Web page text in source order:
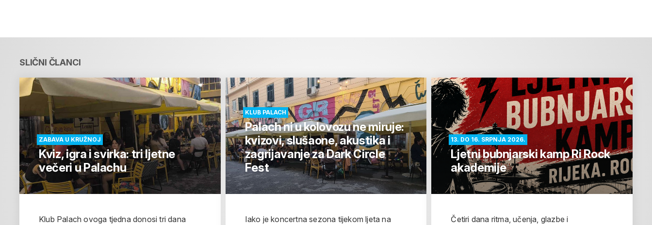
SLIČNI ČLANCI
ZABAVA U KRUŽNOJ
Kviz, igra i svirka: tri ljetne
večeri u Palachu
Klub Palach ovoga tjedna donosi tri dana
KLUB PALACH
Palach ni u kolovozu ne miruje:
kvizovi, slušaone, akustika i
zagrijavanje za Dark Circle
Fest
Iako je koncertna sezona tijekom ljeta na
13. DO 16. SRPNJA 2026.
Ljetni bubnjarski kamp Ri Rock
akademije
Četiri dana ritma, učenja, glazbe i